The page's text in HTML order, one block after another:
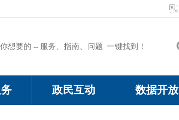
政民互动 数据开放